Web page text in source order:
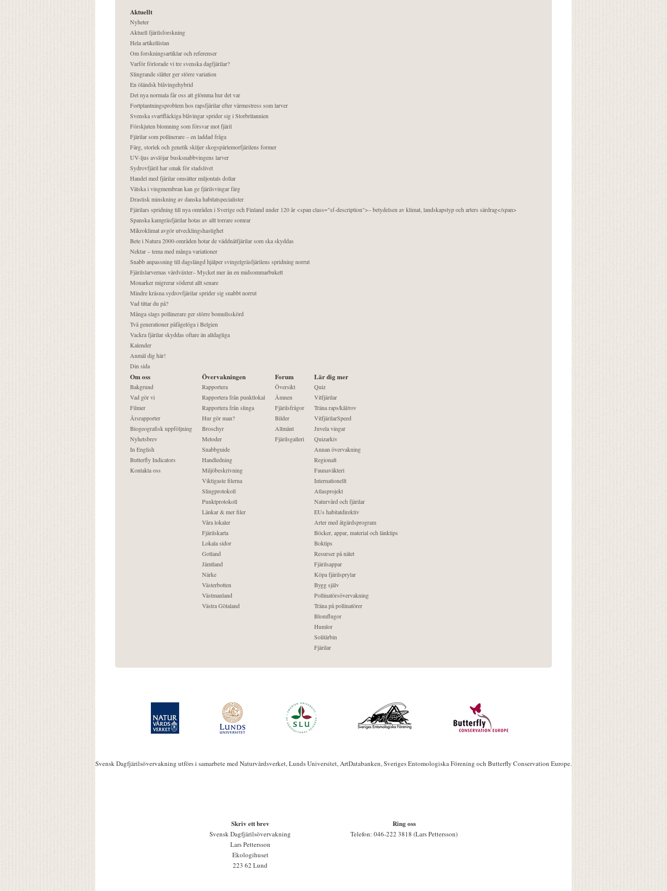
Aktuellt
Nyheter
Aktuell fjärilsforskning
Hela artikellistan
Om forskningsartiklar och referenser
Varför förlorade vi tre svenska dagfjärilar?
Slingrande slåtter ger större variation
En öländsk blåvingehybrid
Det nya normala får oss att glömma hur det var
Fortplantningsproblem hos rapsfjärilar efter värmestress som larver
Svenska svartfläckiga blåvingar sprider sig i Storbritannien
Förskjuten blomning som försvar mot fjäril
Fjärilar som pollinerare – en laddad fråga
Färg, storlek och genetik skiljer skogspärlemorfjärilens former
UV-ljus avslöjar busksnabbvingens larver
Sydrovfjäril har smak för stadslivet
Handel med fjärilar omsätter miljontals dollar
Vätska i vingmembran kan ge fjärilsvingar färg
Drastisk minskning av danska habitatspecialister
Fjärilars spridning till nya områden i Sverige och Finland under 120 år <span class="sf-description">– betydelsen av klimat, landskapstyp och arters särdrag</span>
Spanska kamgräsfjärilar hotas av allt torrare somrar
Mikroklimat avgör utvecklingshastighet
Bete i Natura 2000-områden hotar de väddnätfjärilar som ska skyddas
Nektar – tema med många variationer
Snabb anpassning till dagslängd hjälper svingelgräsfjärilens spridning norrut
Fjärilslarvernas värdväxter– Mycket mer än en midsommarbukett
Monarker migrerar söderut allt senare
Mindre kräsna sydrovfjärilar sprider sig snabbt norrut
Vad tittar du på?
Många slags pollinerare ger större bomullsskörd
Två generationer påfågelöga i Belgien
Vackra fjärilar skyddas oftare än alldagliga
Kalender
Anmäl dig här!
Din sida
Om oss
Bakgrund
Vad gör vi
Filmer
Årsrapporter
Biogeografisk uppföljning
Nyhetsbrev
In English
Butterfly Indicators
Kontakta oss
Övervakningen
Rapportera
Rapportera från punktlokal
Rapportera från slinga
Hur gör man?
Broschyr
Metoder
Snabbguide
Handledning
Miljöbeskrivning
Viktigaste filerna
Slingprotokoll
Punktprotokoll
Länkar & mer filer
Våra lokaler
Fjärilskarta
Lokala sidor
Gotland
Jämtland
Närke
Västerbotten
Västmanland
Västra Götaland
Forum
Översikt
Ämnen
Fjärilsfrågor
Bilder
Allmänt
Fjärilsgalleri
Lär dig mer
Quiz
Vitfjärilar
Träna raps/kål/rov
VitfjärilarSpeed
Juvela vingar
Quizarkiv
Annan övervakning
Regionalt
Faunaväkteri
Internationellt
Atlasprojekt
Naturvård och fjärilar
EUs habitatdirektiv
Arter med åtgärdsprogram
Böcker, appar, material och länktips
Boktips
Resurser på nätet
Fjärilsappar
Köpa fjärilsprylar
Bygg själv
Pollinatörsövervakning
Träna på pollinatörer
Blomflugor
Humlor
Solitärbin
Fjärilar
Svensk Dagfjärilsövervakning utförs i samarbete med Naturvårdsverket, Lunds Universitet, ArtDatabanken, Sveriges Entomologiska Förening och Butterfly Conservation Europe.
Skriv ett brev
Svensk Dagfjärilsövervakning
Lars Pettersson
Ekologihuset
223 62 Lund
Ring oss
Telefon: 046-222 3818 (Lars Pettersson)